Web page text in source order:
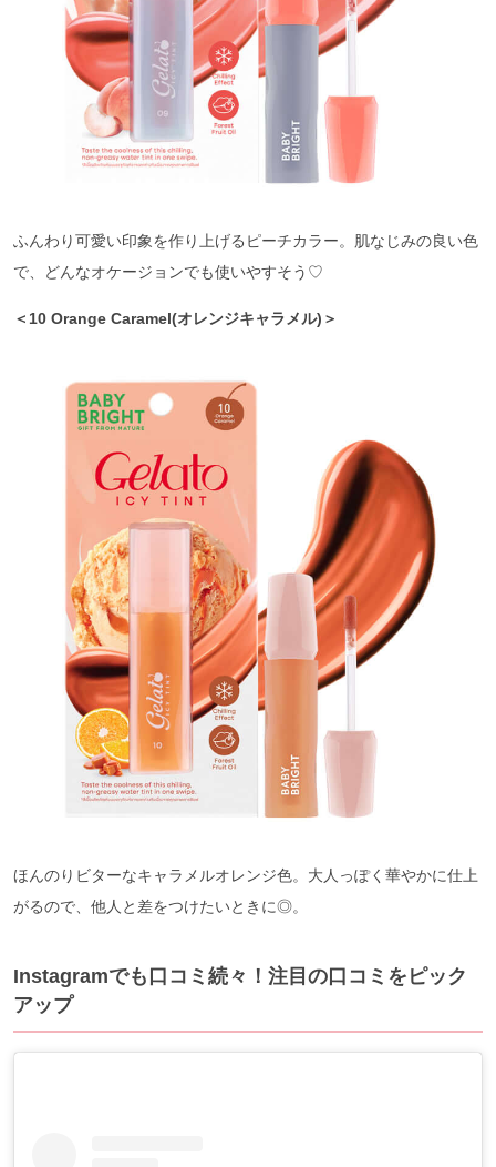
ふんわり可愛い印象を作り上げるピーチカラー。肌なじみの良い色
で、どんなオケージョンでも使いやすそう♡
＜10 Orange Caramel(オレンジキャラメル)＞
ほんのりビターなキャラメルオレンジ色。大人っぽく華やかに仕上
がるので、他人と差をつけたいときに◎。
Instagramでも口コミ続々！注目の口コミをピック
アップ